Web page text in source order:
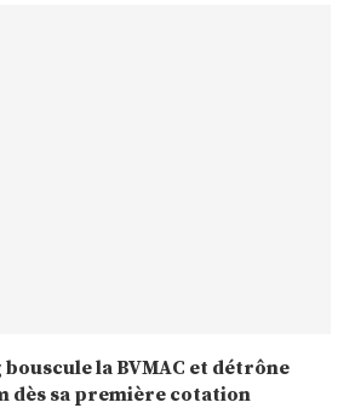
bouscule la BVMAC et détrône
dès sa première cotation